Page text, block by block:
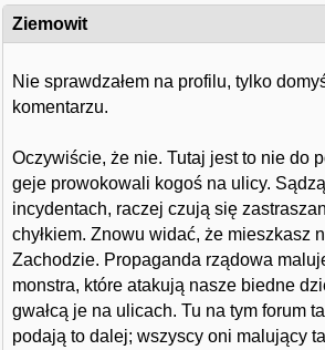
Ziemowit
Nie sprawdzałem na profilu, tylko
komentarzu.
Oczywiście, że nie. Tutaj jest to nie do
geje prowokowali kogoś na ulicy.
incydentach, raczej czują się
chyłkiem. Znowu widać, że mieszkasz
Zachodzie. Propaganda rządowa
monstra, które atakują nasze biedne
gwałcą je na ulicach. Tu na tym forum
podają to dalej; wszyscy oni malujący